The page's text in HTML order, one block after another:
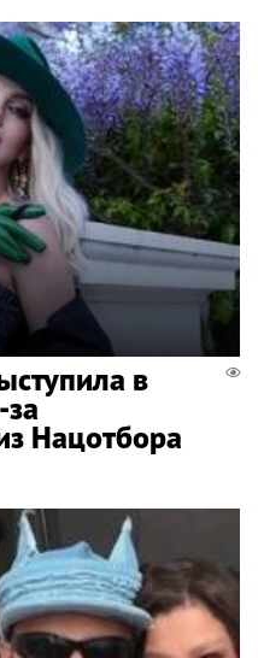
в
Нацотбора